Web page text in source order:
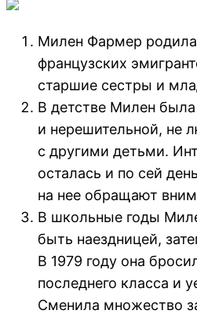
Милен Фармер
французских
старшие сестры и
В детстве Милен
и нерешительной, не
с другими детьми.
осталась и по сей
на нее обращают
В школьные годы
быть наездницей,
В 1979 году она
последнего класса и
Сменила множество